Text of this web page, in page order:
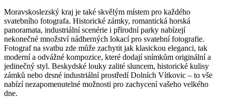
Moravskoslezský kraj je také skvělým místem pro každého
svatebního fotografa. Historické zámky, romantická horská
panoramata, industriální scenérie i přírodní parky nabízejí
nekonečné množství nádherných lokací pro svatební fotografie.
Fotograf na svatbu zde může zachytit jak klasickou eleganci, tak
moderní a odvážné kompozice, které dodají snímkům originální a
jedinečný styl. Beskydské louky zalité sluncem, historické kulisy
zámků nebo drsné industriální prostředí Dolních Vítkovic – to vše
nabízí nezapomenutelné možnosti pro zachycení vašeho velkého
dne.